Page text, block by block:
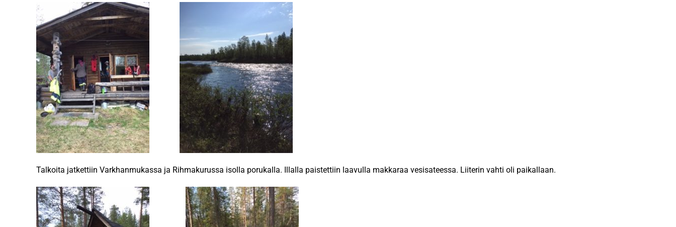
Talkoita jatkettiin Varkhanmukassa ja Rihmakurussa isolla porukalla. Illalla paistettiin laavulla makkaraa vesisateessa. Liiterin vahti oli paikallaan.